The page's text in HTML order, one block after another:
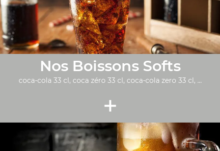
Nos Boissons Softs
coca-cola 33 cl, coca zéro 33 cl, coca-cola zero 33 cl, ...
+